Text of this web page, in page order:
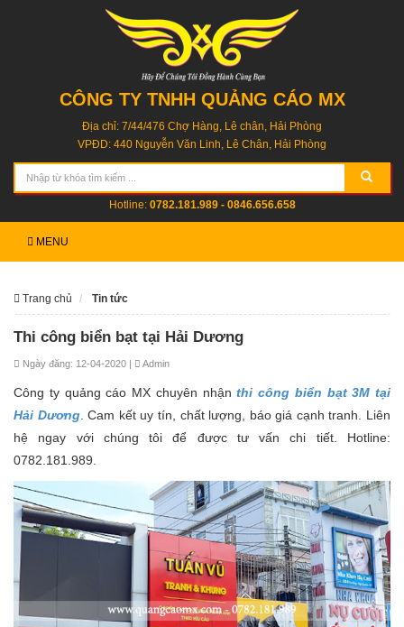
CÔNG TY TNHH QUẢNG CÁO MX
Địa chỉ: 7/44/476 Chợ Hàng, Lê chân, Hải Phòng
VPĐD: 440 Nguyễn Văn Linh, Lê Chân, Hải Phòng
Hotline: 0782.181.989 - 0846.656.658
MENU
Trang chủ Tin tức
Thi công biển bạt tại Hải Dương
Ngày đăng: 12-04-2020 | Admin
Công ty quảng cáo MX chuyên nhậnthi công biển bạt 3M tại
Hải Dương. Cam kết uy tín, chất lượng, báo giá cạnh tranh. Liên
hệ ngay với chúng tôi để được tư vấn chi tiết. Hotline:
0782.181.989.